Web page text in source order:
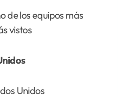
de los equipos más
vistos
Unidos